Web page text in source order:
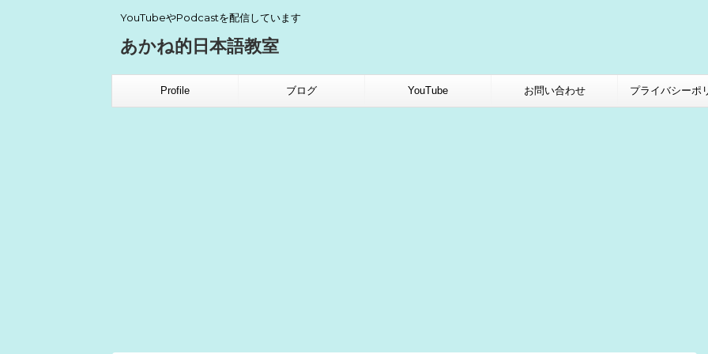
YouTubeやPodcastを配信しています
あかね的日本語教室
Profile ブログ YouTube お問い合わせ プライバシーポ